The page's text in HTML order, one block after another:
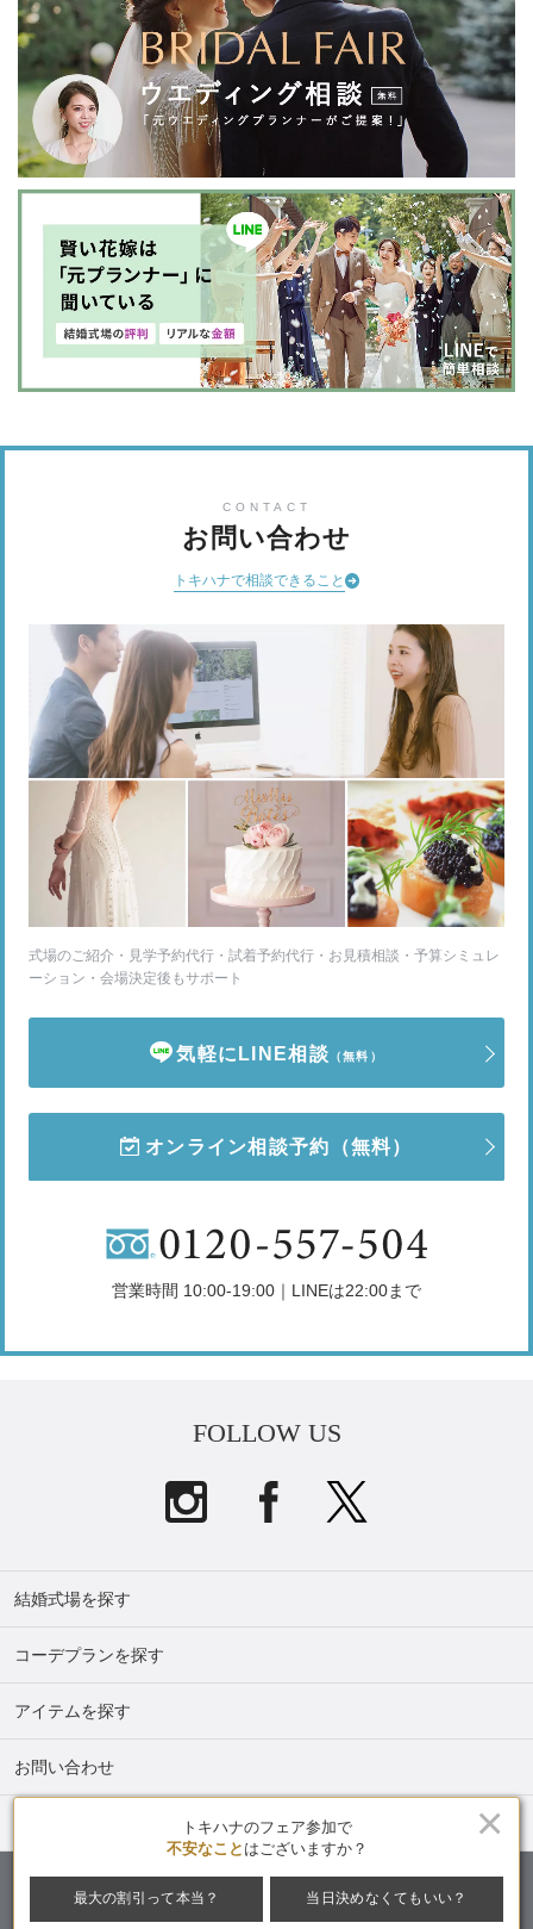
×
トキハナのフェア参加で
不安なこと はございますか？
最大の割引って本当？ 当日決めなくてもいい？
CONTACT
お問い合わせ
トキハナで相談できること
式場のご紹介・見学予約代行・試着予約代行・お見積相談・予算シミュレ
ーション・会場決定後もサポート
気軽にLINE相談 （無料）
オンライン相談予約 （無料）
営業時間 10:00-19:00｜LINEは22:00まで
FOLLOW US
結婚式場を探す
コーデプランを探す
アイテムを探す
お問い合わせ
提携式場・パートナー募集中 ウェディングアドバイザー募集